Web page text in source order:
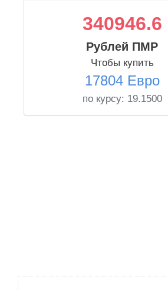
340946.6
Рублей ПМР
Чтобы купить
17804 Евро
по курсу: 19.1500